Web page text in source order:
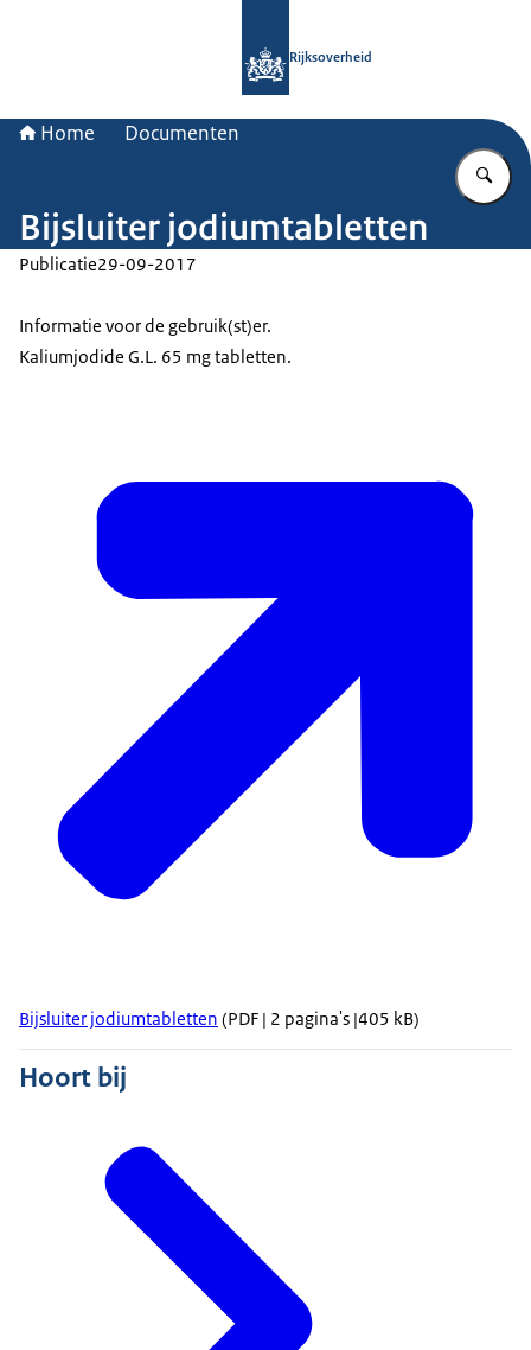
Rijksoverheid
Home Documenten
Bijsluiter jodiumtabletten
Publicatie29-09-2017
Informatie voor de gebruik(st)er.
Kaliumjodide G.L. 65 mg tabletten.
Bijsluiter jodiumtabletten (PDF | 2 pagina's |405 kB)
Hoort bij